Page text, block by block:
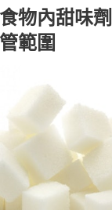
物內甜味
範圍